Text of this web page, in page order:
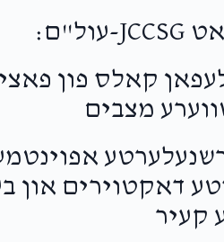
איבער 50,000 טעלעפאן קאלס פון
מצבים
איבער 25,000 פארשנעלערטע
דאקטוירים און
קעיר